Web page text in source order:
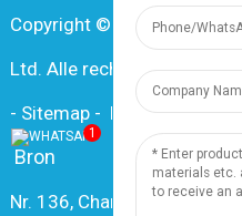
Copyright © 2024 Shanghai
Ltd. Alle rechten
- Sitemap- Resource
Bron
Nr. 136, Changxiang Rd.,
1